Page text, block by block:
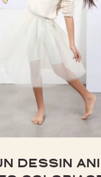
DESSIN